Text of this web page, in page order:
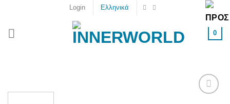
content
Login Ελληνικά
0